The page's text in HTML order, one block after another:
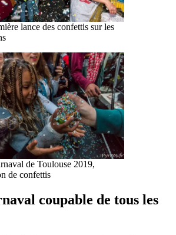
lance des confettis sur les
de Toulouse 2019,
de confettis
coupable de tous les